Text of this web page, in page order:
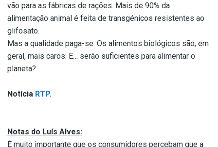
vão para as fábricas de rações. Mais de 90% da
alimentação animal é feita de transgénicos resistentes ao
glifosato.
Mas a qualidade paga-se. Os alimentos biológicos são, em
geral, mais caros. E… serão suficientes para alimentar o
planeta?
Notícia RTP.
Notas do Luís Alves:
É muito importante que os consumidores percebam que a